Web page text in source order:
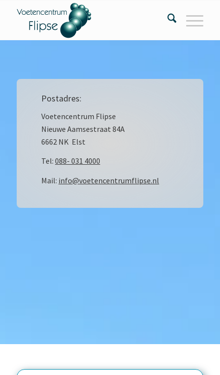
Postadres:
Voetencentrum Flipse
Nieuwe Aamsestraat 84A
6662 NK Elst
Tel: 088- 031 4000
Mail: info@voetencentrumflipse.nl